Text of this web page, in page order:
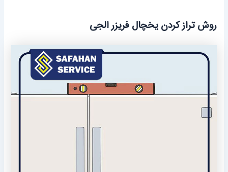
روش تراز کردن یخچال فریزر الجی